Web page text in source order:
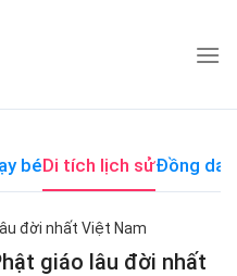
béDi tích lịch sửĐồng dao
đời nhất Việt Nam
giáo lâu đời nhất